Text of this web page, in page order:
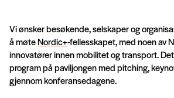
Vi ønsker besøkende, selskaper og
å møteNordic+-fellesskapet, med noen av
innovatører innen mobilitet og transport.
program på paviljongen med pitching,
gjennom konferansedagene.